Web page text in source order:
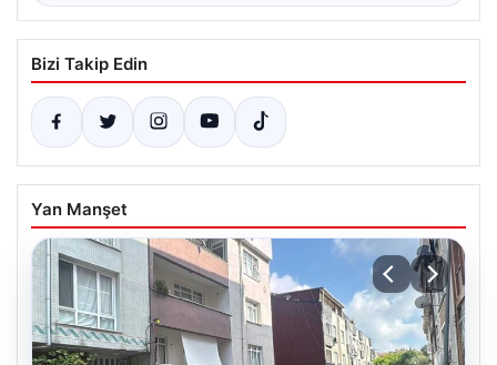
Bizi Takip Edin
Yan Manşet